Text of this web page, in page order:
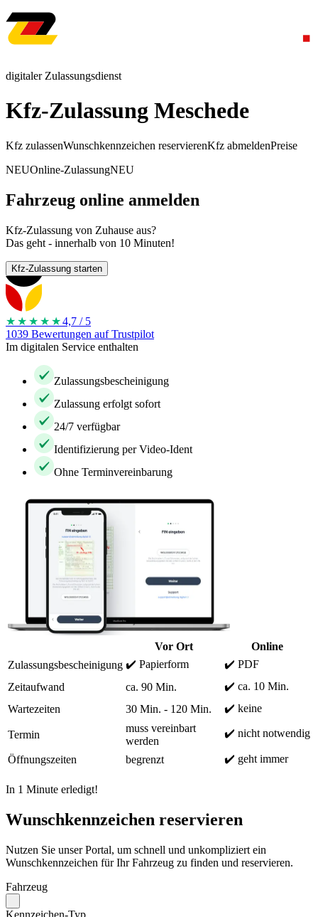
digitaler Zulassungsdienst
Kfz-Zulassung Meschede
Kfz zulassenWunschkennzeichen reservierenKfz abmeldenPreise
NEUOnline-ZulassungNEU
Fahrzeug online anmelden
Kfz-Zulassung von Zuhause aus?
Das geht - innerhalb von 10 Minuten!
Kfz-Zulassung starten
★★★★ ★4,7 / 5
1039 Bewertungen auf Trustpilot
Im digitalen Service enthalten
Zulassungsbescheinigung
Zulassung erfolgt sofort
24/7 verfügbar
Identifizierung per Video-Ident
Ohne Terminvereinbarung
Vor Ort
Online
Zulassungsbescheinigung ✔️ Papierform
✔️ PDF
Zeitaufwand
ca. 90 Min.
✔️ ca. 10 Min.
Wartezeiten
30 Min. - 120 Min. ✔️ keine
Termin
muss vereinbart
werden
✔️ nicht notwendig
Öffnungszeiten begrenzt ✔️ geht immer
In 1 Minute erledigt!
Wunschkennzeichen reservieren
Nutzen Sie unser Portal, um schnell und unkompliziert ein
Wunschkennzeichen für Ihr Fahrzeug zu finden und reservieren.
Fahrzeug
Kennzeichen-Typ